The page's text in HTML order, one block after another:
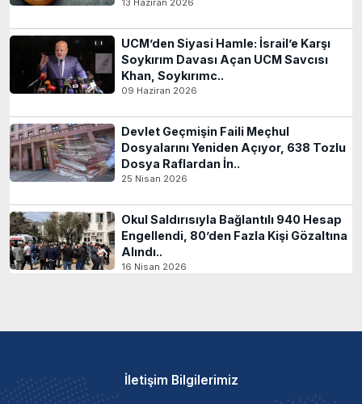
UCM’den Siyasi Hamle: İsrail’e Karşı
Soykırım Davası Açan UCM Savcısı
Khan, Soykırımc..
09 Haziran 2026
Devlet Geçmişin Faili Meçhul
Dosyalarını Yeniden Açıyor, 638 Tozlu
Dosya Raflardan İn..
25 Nisan 2026
Okul Saldırısıyla Bağlantılı 940 Hesap
Engellendi, 80’den Fazla Kişi Gözaltına
Alındı..
16 Nisan 2026
İletişim Bilgilerimiz